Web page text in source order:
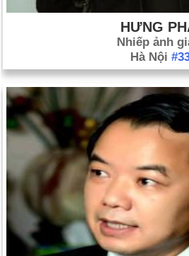
HƯNG
Nhiếp ảnh
Hà Nội